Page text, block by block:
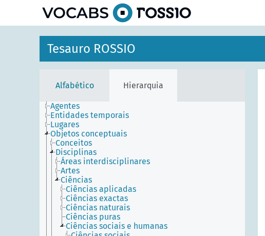
Tesauro ROSSIO
Alfabético Hierarquia
Agentes
Entidades temporais
Lugares
Objetos conceptuais
Conceitos
Disciplinas
Áreas interdisciplinares
Artes
Ciências
Ciências aplicadas
Ciências exactas
Ciências naturais
Ciências puras
Ciências sociais e humanas